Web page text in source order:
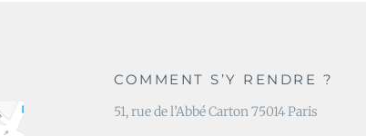
COMMENT S’Y RENDRE ?
51, rue de l’Abbé Carton 75014 Paris